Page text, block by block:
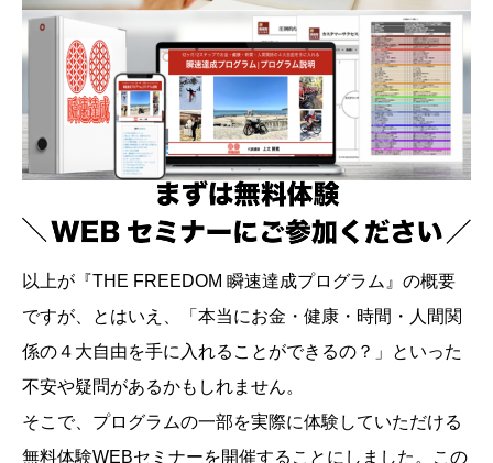
以上が『THE FREEDOM 瞬速達成プログラム』の概要
ですが、とはいえ、「本当にお金・健康・時間・人間関
係の４大自由を手に入れることができるの？」といった
不安や疑問があるかもしれません。
そこで、プログラムの一部を実際に体験していただける
無料体験WEBセミナーを開催することにしました。この